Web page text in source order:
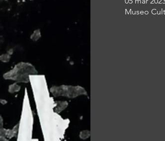
Museo